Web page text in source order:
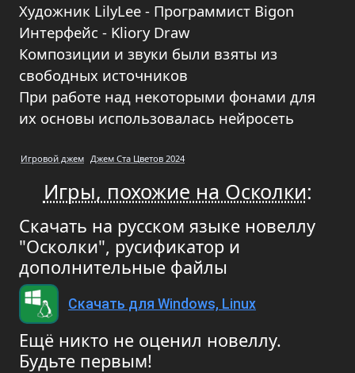
Художник LilyLee - Программист Bigon
Интерфейс - Kliory Draw
Композиции и звуки были взяты из
свободных источников
При работе над некоторыми фонами для
их основы использовалась нейросеть
Игровой джем Джем Ста Цветов 2024
Игры, похожие на Осколки:
Скачать на русском языке новеллу
"Осколки", русификатор и
дополнительные файлы
Скачать для Windows, Linux
Ещё никто не оценил новеллу.
Будьте первым!